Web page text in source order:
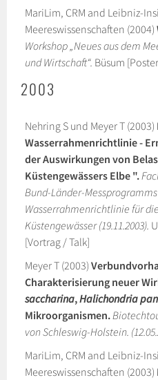
MariLim, CRM and Leibniz-
Meereswissenschaften (2004)
Workshop „Neues aus dem
und Wirtschaft“. Büsum
2003
Nehring S und Meyer T (2003)
Wasserrahmenrichtlinie -
der Auswirkungen von
Küstengewässers Elbe ".
Bund-Länder-
Wasserrahmenrichtlinie für
Küstengewässer (19.11.2003).
[Vortrag / Talk]
Meyer T (2003)
Charakterisierung neuer
saccharina,Halichondria
Mikroorganismen.
von Schleswig-Holstein.
MariLim, CRM and Leibniz-
Meereswissenschaften (2003)